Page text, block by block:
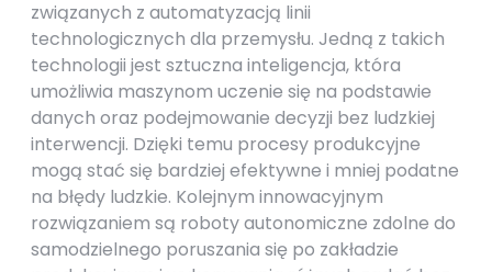
związanych z automatyzacją linii
technologicznych dla przemysłu. Jedną z takich
technologii jest sztuczna inteligencja, która
umożliwia maszynom uczenie się na podstawie
danych oraz podejmowanie decyzji bez ludzkiej
interwencji. Dzięki temu procesy produkcyjne
mogą stać się bardziej efektywne i mniej podatne
na błędy ludzkie. Kolejnym innowacyjnym
rozwiązaniem są roboty autonomiczne zdolne do
samodzielnego poruszania się po zakładzie